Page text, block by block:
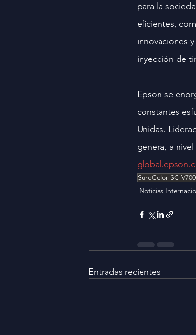
para la
eficientes,
innovaciones
inyección de
Epson se
constantes
Unidas.
genera, a
SureColor SC-
Noticias
Entradas recientes